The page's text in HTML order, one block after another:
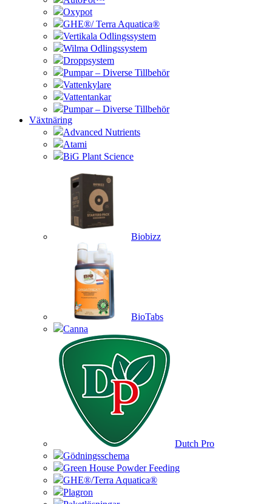
Oxypot
GHE®/ Terra Aquatica®
Vertikala Odlingssystem
Wilma Odlingssystem
Droppsystem
Pumpar – Diverse Tillbehör
Vattenkylare
Vattentankar
Pumpar – Diverse Tillbehör
Växtnäring
Advanced Nutrients
Atami
BiG Plant Science
Biobizz
BioTabs
Canna
Dutch Pro
Gödningsschema
Green House Powder Feeding
GHE®/Terra Aquatica®
Plagron